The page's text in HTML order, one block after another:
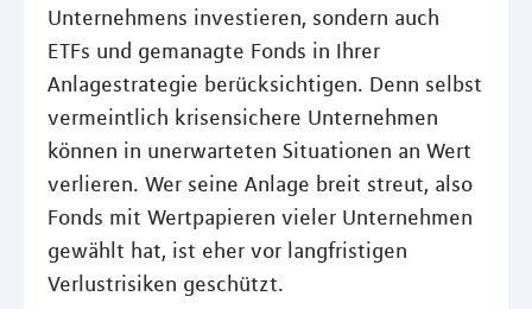
Unternehmens investieren, sondern auch
ETFs und gemanagte Fonds in Ihrer
Anlagestrategie berücksichtigen. Denn selbst
vermeintlich krisensichere Unternehmen
können in unerwarteten Situationen an Wert
verlieren. Wer seine Anlage breit streut, also
Fonds mit Wertpapieren vieler Unternehmen
gewählt hat, ist eher vor langfristigen
Verlustrisiken geschützt.